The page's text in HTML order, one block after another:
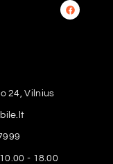
24, Vilnius
- 18.00